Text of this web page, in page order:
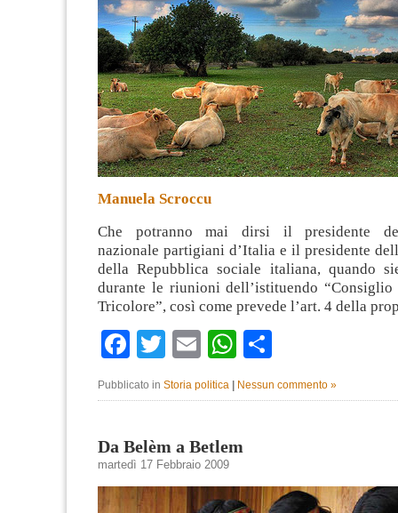
Manuela Scroccu
Che potranno mai dirsi il presidente
nazionale partigiani d’Italia e il presidente
della Repubblica sociale italiana, quando
durante le riunioni dell’istituendo “Consiglio
Tricolore”, così come prevede l’art. 4 della
Facebook
TwitterEmailWhatsApp
Pubblicato in Storia politica | Nessun commento »
Da Belèm a Betlem
martedì 17 Febbraio 2009